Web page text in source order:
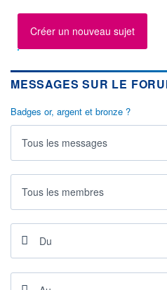
OUVERTURE
8 712,29
+ HAUT
+HAUT 1ER
JANVIER
VOLUME
3 363 M€
Créer un nouveau sujet
MESSAGES SUR LE
Badges or, argent et bronze ?
Tous les messages
Tous les membres